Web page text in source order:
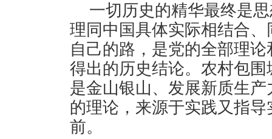
一切历史的精华最终是
理同中国具体实际相结合
自己的路，是党的全部理
得出的历史结论。农村包
是金山银山、发展新质生
的理论，来源于实践又指
前。